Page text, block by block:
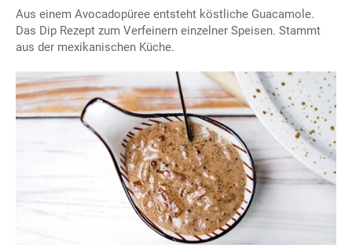
Aus einem Avocadopüree entsteht köstliche Guacamole.
Das Dip Rezept zum Verfeinern einzelner Speisen. Stammt
aus der mexikanischen Küche.